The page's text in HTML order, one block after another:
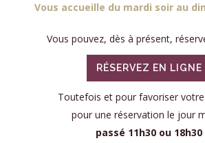
Vous accueille du mardi soir au
Vous pouvez, dès à présent,
RÉSERVEZ EN LIGNE
Toutefois et pour favoriser votre
pour une réservation le jour
passé 11h30 ou 18h30